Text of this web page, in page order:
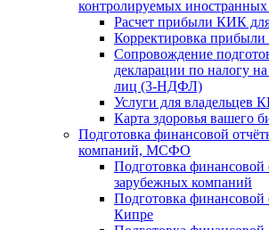
контролируемых
Расчет прибыли КИК
Корректировка
Сопровождение
декларации по налогу
лиц (3-НДФЛ)
Услуги для владельцев
Карта здоровья вашего
Подготовка финансовой
компаний, МСФО
Подготовка финансовой
зарубежных компаний
Подготовка финансовой
Кипре